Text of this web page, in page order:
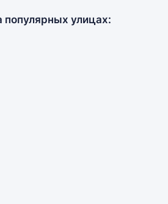
популярных улицах: